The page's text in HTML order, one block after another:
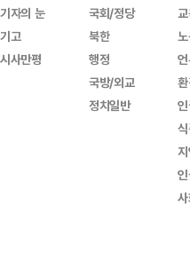
기자의 눈
기고
시사만평
국회/정당
북한
행정
국방/외교
정치일반